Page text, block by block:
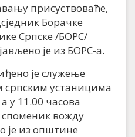
присуствоваће,
Борачке
Српске /БОРС/
је из БОРС-а.
је служење
српским устаницима
у 11.00 часова
вожду
је из општине